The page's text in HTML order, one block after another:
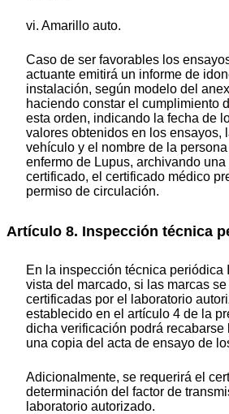
vi. Amarillo auto.
Caso de ser favorables los
actuante emitirá un informe de
instalación, según modelo del
haciendo constar el cumplimiento
esta orden, indicando la fecha de
valores obtenidos en los ensayos,
vehículo y el nombre de la
enfermo de Lupus, archivando
certificado, el certificado médico
permiso de circulación.
Artículo 8. Inspección técnica
En la inspección técnica periódica
vista del marcado, si las marcas
certificadas por el laboratorio
establecido en el artículo 4 de la
dicha verificación podrá recabarse
una copia del acta de ensayo de
Adicionalmente, se requerirá el
determinación del factor de
laboratorio autorizado.